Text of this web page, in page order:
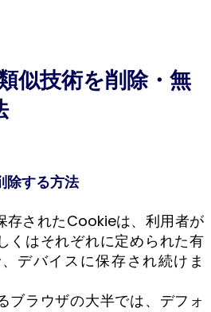
似技術を削除・無
する方法
存されたCookieは、利用者が
くはそれぞれに定められた有
デバイスに保存され続けま
ブラウザの大半では、デフォ